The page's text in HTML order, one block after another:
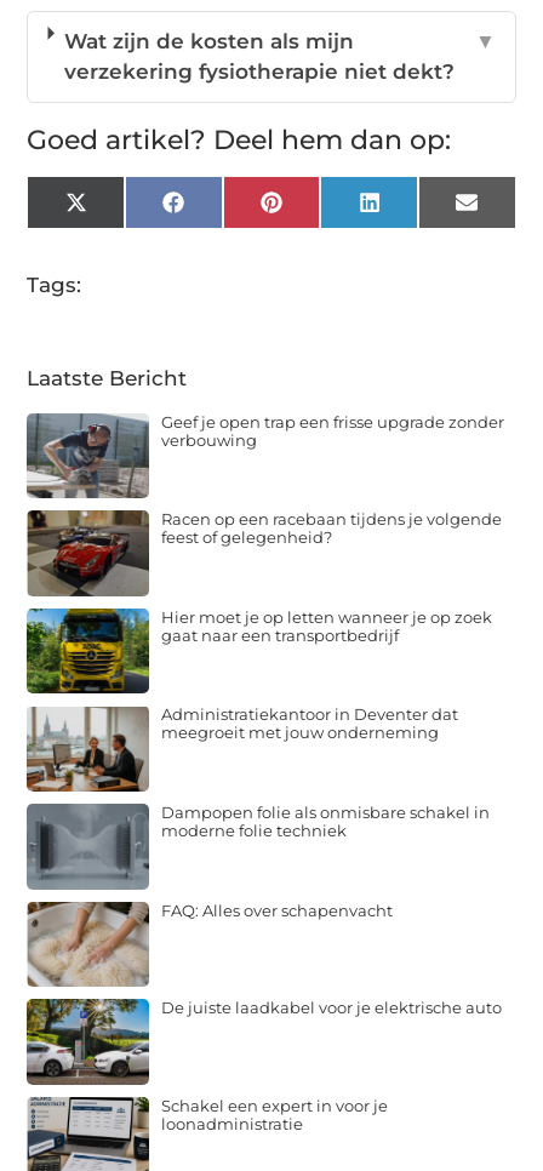
Wat zijn de kosten als mijn
verzekering fysiotherapie niet dekt?
▼
Goed artikel? Deel hem dan op:
X
(Twitter)
FacebookPinterestLinkedInEmail
Tags:
Laatste Bericht
Geef je open trap een frisse upgrade zonder
verbouwing
Racen op een racebaan tijdens je volgende
feest of gelegenheid?
Hier moet je op letten wanneer je op zoek
gaat naar een transportbedrijf
Administratiekantoor in Deventer dat
meegroeit met jouw onderneming
Dampopen folie als onmisbare schakel in
moderne folie techniek
FAQ: Alles over schapenvacht
De juiste laadkabel voor je elektrische auto
Schakel een expert in voor je
loonadministratie